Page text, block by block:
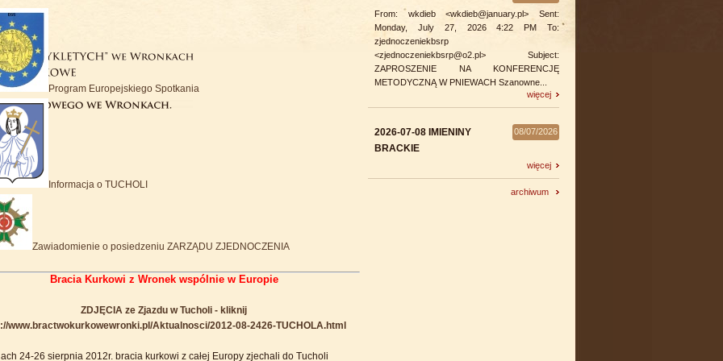
Program Europejskiego Spotkania
Informacja o TUCHOLI
Zawiadomienie o posiedzeniu ZARZĄDU ZJEDNOCZENIA
Bracia Kurkowi z Wronek wspólnie w Europie
ZDJĘCIA ze Zjazdu w Tucholi - kliknij
www.bractwokurkowewronki.pl/Aktualnosci/2012-08-2426-TUCHOLA.html
24-26 sierpnia 2012r. bracia kurkowi z całej Europy zjechali do Tucholi
From: wkdieb <wkdieb@january.pl> Sent:
Monday, July 27, 2026 4:22 PM To:
zjednoczeniekbsrp
<zjednoczeniekbsrp@o2.pl> Subject:
ZAPROSZENIE NA KONFERENCJĘ
METODYCZNĄ W PNIEWACH Szanowne...
więcej
2026-07-08 IMIENINY
BRACKIE
08/07/2026
więcej
archiwum